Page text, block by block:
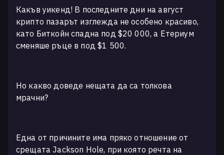
Какъв уикенд! В последните дни на август
крипто пазарът изглежда не особено красиво,
като Биткойн спадна под $20 000, а Етериум
сменяше ръце в под $1 500.
Но какво доведе нещата да са толкова
мрачни?
Една от причините има пряко отношение от
срещата Jackson Hole, при която речта на